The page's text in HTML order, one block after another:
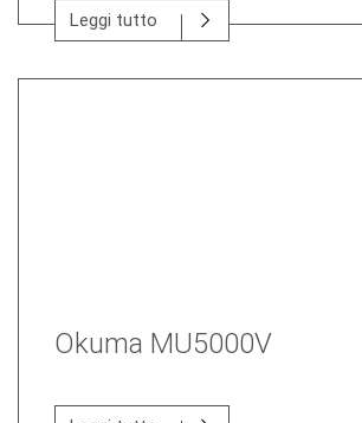
Leggi tutto
Okuma MU5000V